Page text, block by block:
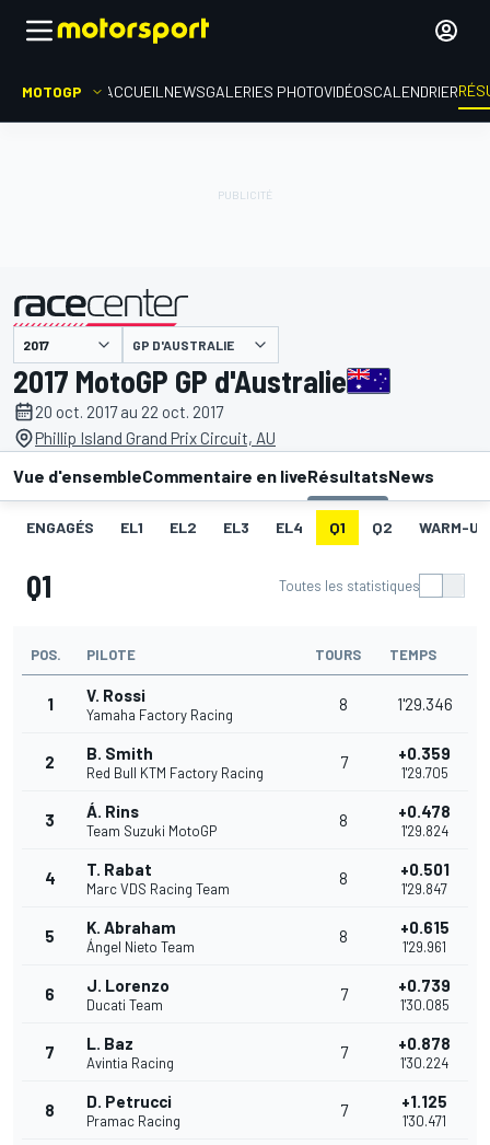
MOTOGP ACCUEIL NEWSGALERIES PHOTOVIDÉOSCALENDRIER
présenté par GP D'AUSTRALIE
2017 MotoGP GP d'Australie
20 oct. 2017 au 22 oct. 2017
Phillip Island Grand Prix Circuit, AU
Vue d'ensembleCommentaire en liveRésultatsNews
ENGAGÉS EL1 EL2 EL3 EL4 Q1 Q2 WARM-UP
Q1 Toutes les statistiques
POS. PILOTE TOURS TEMPS
1 V. Rossi
Yamaha Factory Racing
8 1'29.346
2 B. Smith
Red Bull KTM Factory Racing
7 +0.359
1'29.705
3 Á. Rins
Team Suzuki MotoGP
8 +0.478
1'29.824
4 T. Rabat
Marc VDS Racing Team
8 +0.501
1'29.847
5 K. Abraham
Ángel Nieto Team
8 +0.615
1'29.961
6 J. Lorenzo
Ducati Team
7 +0.739
1'30.085
7 L. Baz
Avintia Racing
7 +0.878
1'30.224
8 D. Petrucci
Pramac Racing
7 +1.125
1'30.471